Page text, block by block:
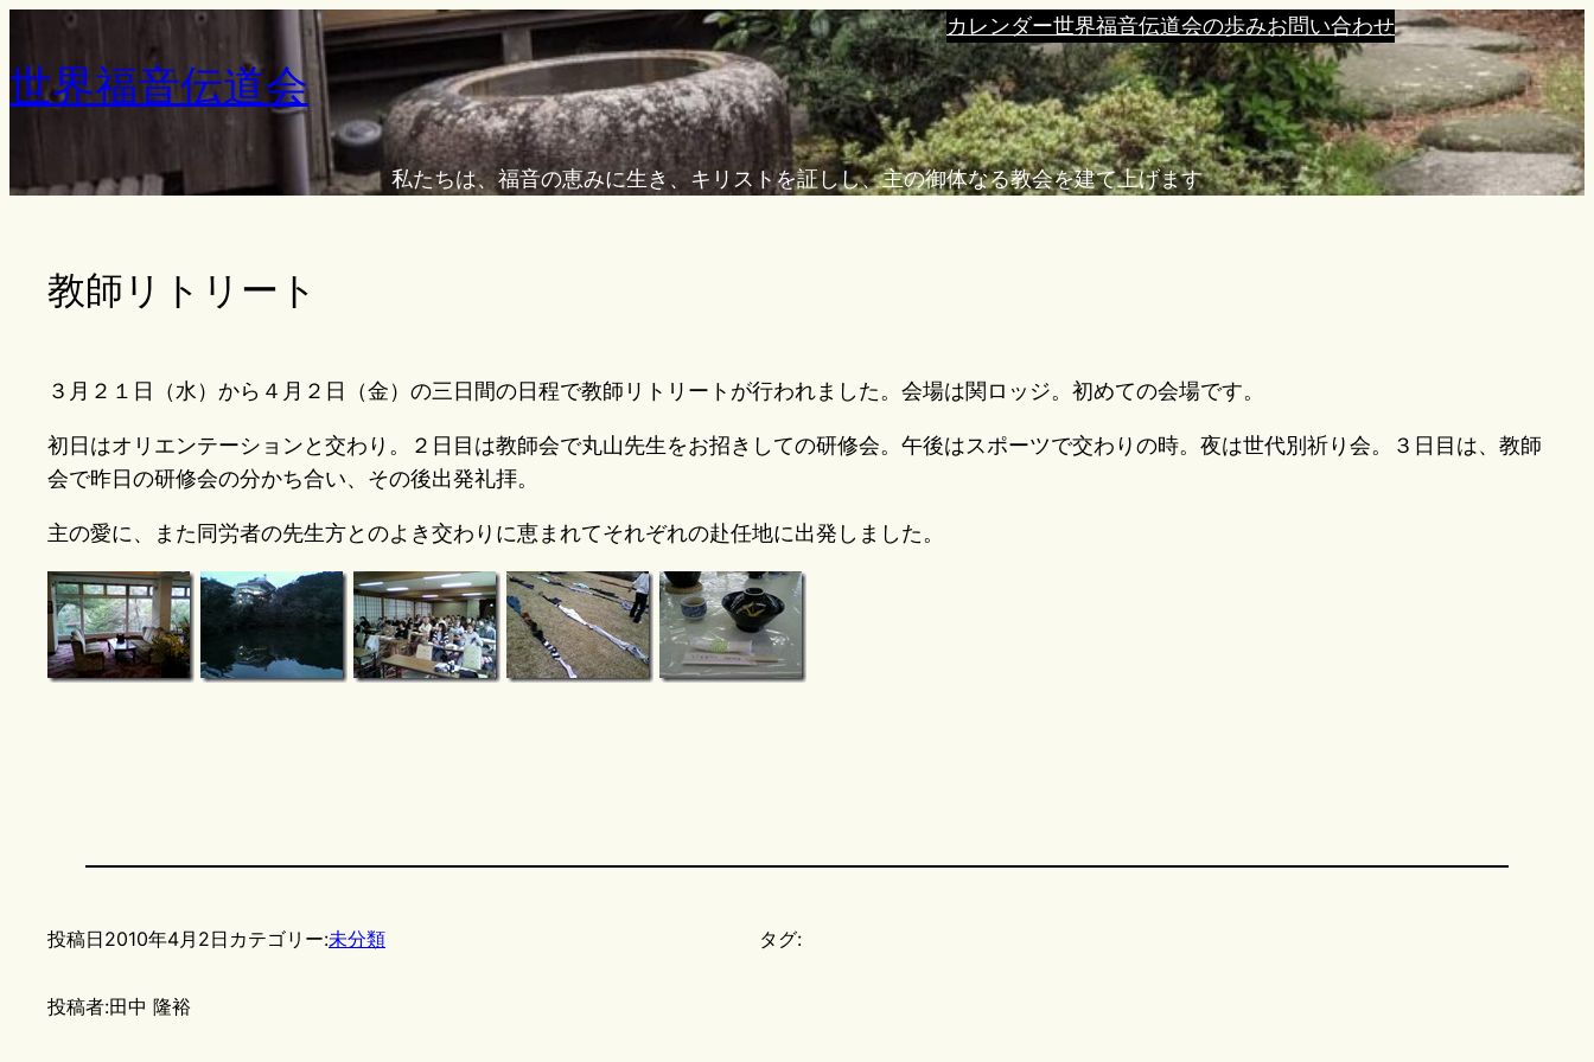
を
ッ
世界福音伝道会
カレンダー世界福音伝道会の歩みお問い合わせ
私たちは、福音の恵みに生き、キリストを証しし、主の御体なる教会を建て上げます
教師リトリート
３月２１日（水）から４月２日（金）の三日間の日程で教師リトリートが行われました。会場は関ロッジ。初めての会場です。
初日はオリエンテーションと交わり。２日目は教師会で丸山先生をお招きしての研修会。午後はスポーツで交わりの時。夜は世代別祈り会。３日目は、教師
会で昨日の研修会の分かち合い、その後出発礼拝。
主の愛に、また同労者の先生方とのよき交わりに恵まれてそれぞれの赴任地に出発しました。
投稿日2010年4月2日 カテゴリー:未分類
投稿者:田中 隆裕
タグ: